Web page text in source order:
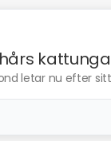
letar nu efter